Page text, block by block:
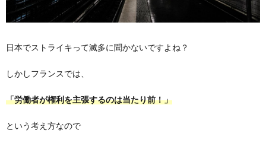
日本でストライキって滅多に聞かないですよね？
しかしフランスでは、
「労働者が権利を主張するのは当たり前！」
という考え方なので